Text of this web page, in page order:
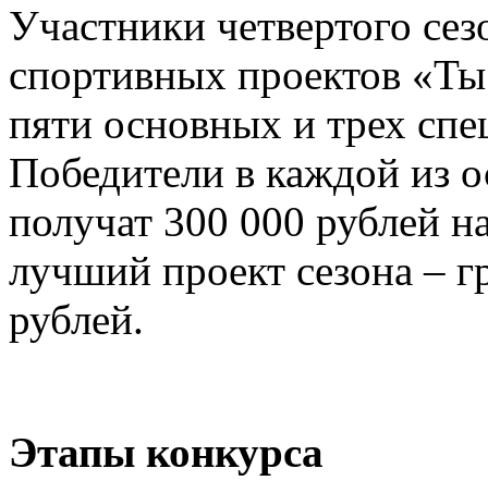
Участники четвертого
спортивных проектов
пяти основных и трех
Победители в каждой из
получат 300 000 рублей
лучший проект сезона –
рублей.
Этапы конкурса